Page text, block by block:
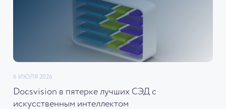
6 ИЮЛЯ 2026
Docsvision в пятерке лучших СЭД с
искусственным интеллектом